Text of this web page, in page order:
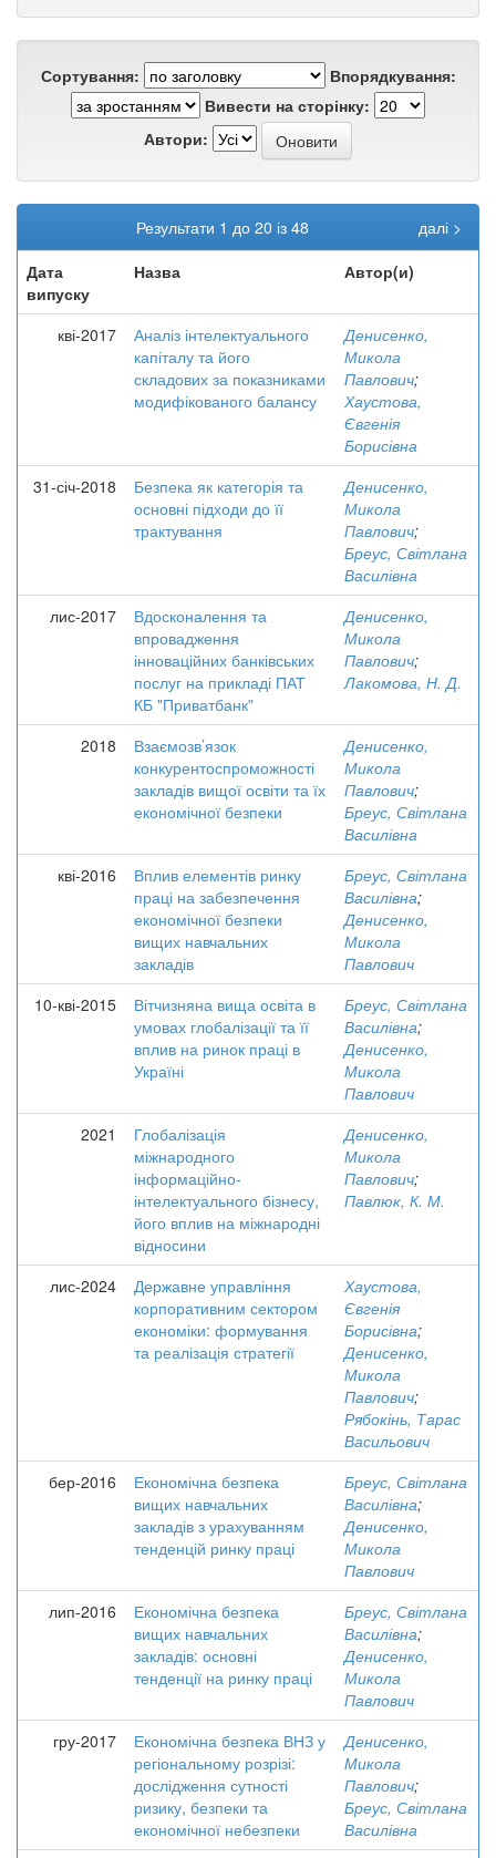
Сортування:
Впорядкування:
Вивести на сторінку:
Автори:
Результати 1 до 20 із 48
далі >
Дата
випуску
Назва Автор(и)
кві-2017
Аналіз інтелектуального
капіталу та його
складових за показниками
модифікованого балансу
Денисенко,
Микола
Павлович;
Хаустова,
Євгенія
Борисівна
31-січ-2018
Безпека як категорія та
основні підходи до її
трактування
Денисенко,
Микола
Павлович;
Бреус, Світлана
Василівна
лис-2017
Вдосконалення та
впровадження
інноваційних банківських
послуг на прикладі ПАТ
КБ "Приватбанк"
Денисенко,
Микола
Павлович;
Лакомова, Н. Д.
2018
Взаємозв’язок
конкурентоспроможності
закладів вищої освіти та їх
економічної безпеки
Денисенко,
Микола
Павлович;
Бреус, Світлана
Василівна
кві-2016
Вплив елементів ринку
праці на забезпечення
економічної безпеки
вищих навчальних
закладів
Бреус, Світлана
Василівна;
Денисенко,
Микола
Павлович
10-кві-2015
Вітчизняна вища освіта в
умовах глобалізації та її
вплив на ринок праці в
Україні
Бреус, Світлана
Василівна;
Денисенко,
Микола
Павлович
2021
Глобалізація
міжнародного
інформаційно-
інтелектуального бізнесу,
його вплив на міжнародні
відносини
Денисенко,
Микола
Павлович;
Павлюк, К. М.
лис-2024
Державне управління
корпоративним сектором
економіки: формування
та реалізація стратегії
Хаустова,
Євгенія
Борисівна;
Денисенко,
Микола
Павлович;
Рябокінь, Тарас
Васильович
бер-2016
Економічна безпека
вищих навчальних
закладів з урахуванням
тенденцій ринку праці
Бреус, Світлана
Василівна;
Денисенко,
Микола
Павлович
лип-2016
Економічна безпека
вищих навчальних
закладів: основні
тенденції на ринку праці
Бреус, Світлана
Василівна;
Денисенко,
Микола
Павлович
гру-2017
Економічна безпека ВНЗ у
регіональному розрізі:
дослідження сутності
ризику, безпеки та
економічної небезпеки
Денисенко,
Микола
Павлович;
Бреус, Світлана
Василівна